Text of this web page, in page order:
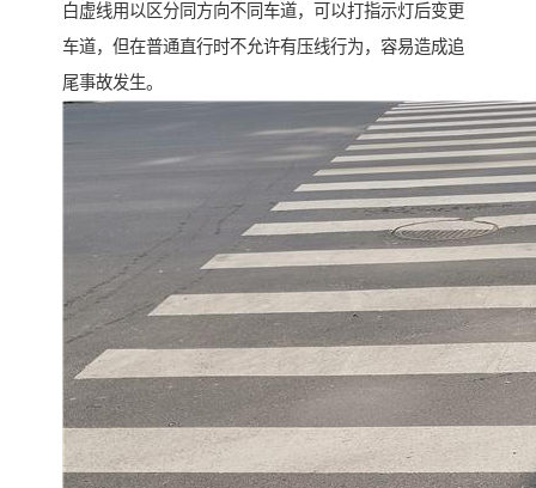
白虚线用以区分同方向不同车道，可以打指示灯后变更
车道，但在普通直行时不允许有压线行为，容易造成追
尾事故发生。